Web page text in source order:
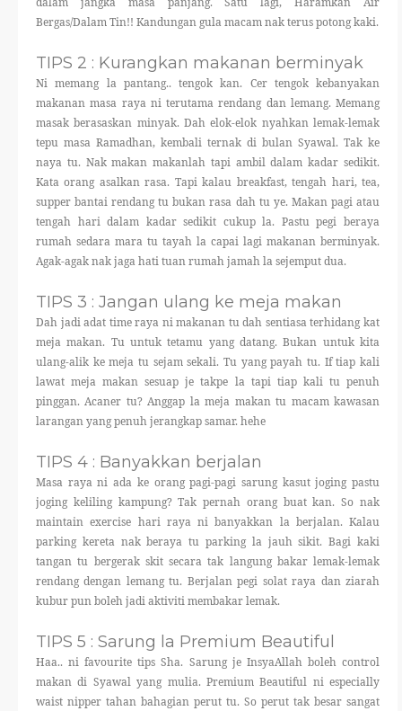
Bergas/Dalam Tin!! Kandungan gula macam nak terus potong kaki.
TIPS 2 : Kurangkan makanan berminyak
Ni memang la pantang.. tengok kan. Cer tengok kebanyakan
makanan masa raya ni terutama rendang dan lemang. Memang
masak berasaskan minyak. Dah elok-elok nyahkan lemak-lemak
tepu masa Ramadhan, kembali ternak di bulan Syawal. Tak ke
naya tu. Nak makan makanlah tapi ambil dalam kadar sedikit.
Kata orang asalkan rasa. Tapi kalau breakfast, tengah hari, tea,
supper bantai rendang tu bukan rasa dah tu ye. Makan pagi atau
tengah hari dalam kadar sedikit cukup la. Pastu pegi beraya
rumah sedara mara tu tayah la capai lagi makanan berminyak.
Agak-agak nak jaga hati tuan rumah jamah la sejemput dua.
TIPS 3 : Jangan ulang ke meja makan
Dah jadi adat time raya ni makanan tu dah sentiasa terhidang kat
meja makan. Tu untuk tetamu yang datang. Bukan untuk kita
ulang-alik ke meja tu sejam sekali. Tu yang payah tu. If tiap kali
lawat meja makan sesuap je takpe la tapi tiap kali tu penuh
pinggan. Acaner tu? Anggap la meja makan tu macam kawasan
larangan yang penuh jerangkap samar. hehe
TIPS 4 : Banyakkan berjalan
Masa raya ni ada ke orang pagi-pagi sarung kasut joging pastu
joging keliling kampung? Tak pernah orang buat kan. So nak
maintain exercise hari raya ni banyakkan la berjalan. Kalau
parking kereta nak beraya tu parking la jauh sikit. Bagi kaki
tangan tu bergerak skit secara tak langung bakar lemak-lemak
rendang dengan lemang tu. Berjalan pegi solat raya dan ziarah
kubur pun boleh jadi aktiviti membakar lemak.
TIPS 5 : Sarung la Premium Beautiful
Haa.. ni favourite tips Sha. Sarung je InsyaAllah boleh control
makan di Syawal yang mulia. Premium Beautiful ni especially
waist nipper tahan bahagian perut tu. So perut tak besar sangat